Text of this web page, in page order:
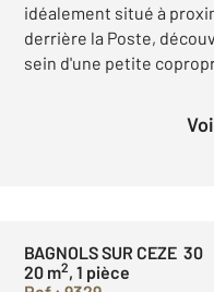
idéalement situé à
derrière la Poste,
sein d'une petite
BAGNOLS SUR CEZE 30
20 m2, 1 pièce